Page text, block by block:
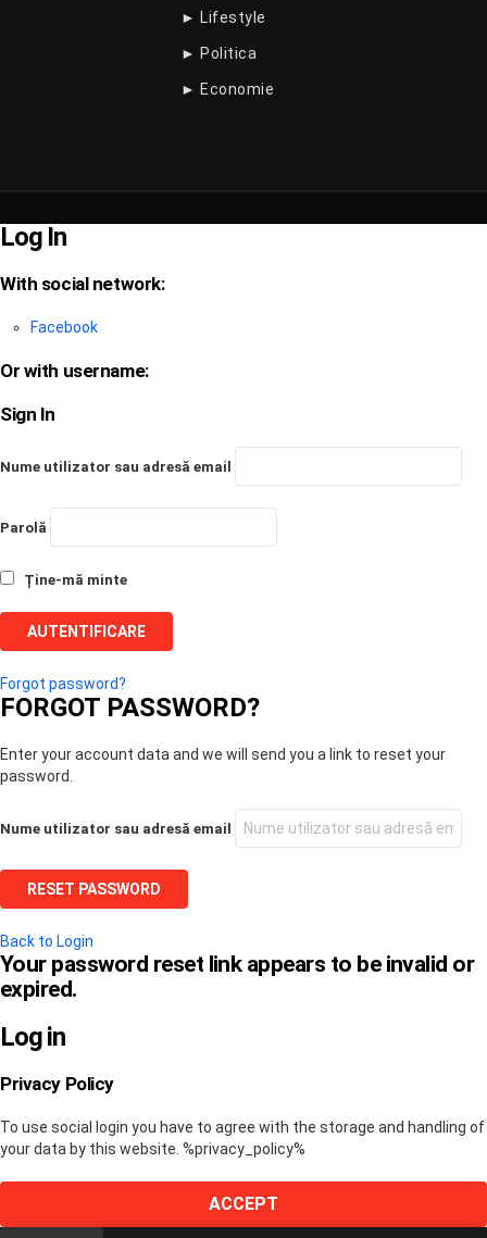
► Lifestyle
► Politica
► Economie
Log In
With social network:
Facebook
Or with username:
Sign In
Nume utilizator sau adresă email
Parolă
Ține-mă minte
Forgot password?
FORGOT PASSWORD?
Enter your account data and we will send you a link to reset your
password.
Nume utilizator sau adresă email
Back to Login
Your password reset link appears to be invalid or
expired.
Log in
Privacy Policy
To use social login you have to agree with the storage and handling of
your data by this website. %privacy_policy%
ACCEPT